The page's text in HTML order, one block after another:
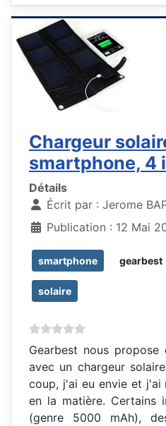
Chargeur
smartphone, 4
Détails
Écrit par : Jerome
Publication : 12 Mai
smartphone gearbest
solaire
Gearbest nous
avec un chargeur
coup, j'ai eu envie et
en la matière. Certains
(genre 5000 mAh),